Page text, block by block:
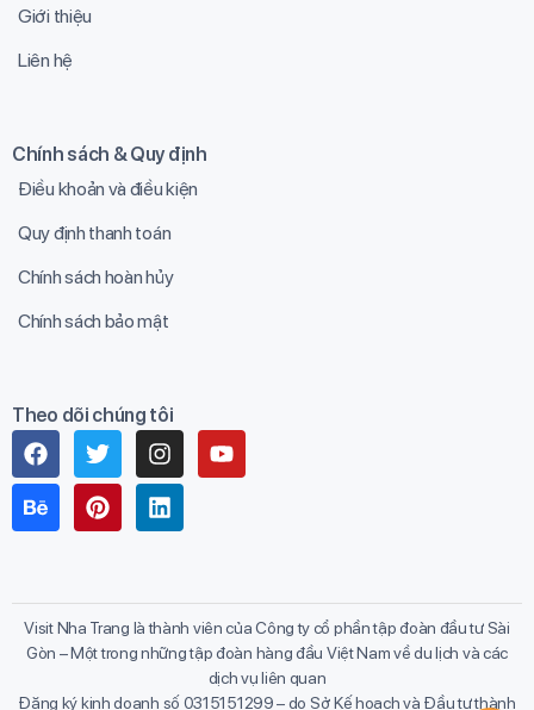
Giới thiệu
Liên hệ
Chính sách & Quy định
Điều khoản và điều kiện
Quy định thanh toán
Chính sách hoàn hủy
Chính sách bảo mật
Theo dõi chúng tôi
Visit Nha Trang là thành viên của Công ty cổ phần tập đoàn đầu tư Sài
Gòn – Một trong những tập đoàn hàng đầu Việt Nam về du lịch và các
dịch vụ liên quan
Đăng ký kinh doanh số 0315151299 – do Sở Kế hoạch và Đầu tư thành